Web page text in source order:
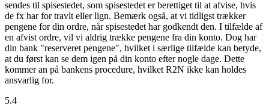
sendes til spisestedet, som spisestedet er berettiget til at afvise, hvis
de fx har for travlt eller lign. Bemærk også, at vi tidligst trækker
pengene for din ordre, når spisestedet har godkendt den. I tilfælde af
en afvist ordre, vil vi aldrig trække pengene fra din konto. Dog har
din bank "reserveret pengene", hvilket i særlige tilfælde kan betyde,
at du først kan se dem igen på din konto efter nogle dage. Dette
kommer an på bankens procedure, hvilket R2N ikke kan holdes
ansvarlig for.
5.4